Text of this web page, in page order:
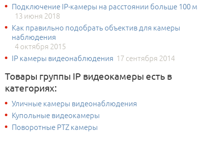
Подключение IP-камеры на расстоянии больше 100 м
13 июня 2018
Как правильно подобрать объектив для камеры
наблюдения
4 октября 2015
IP камеры видеонаблюдения 17 сентября 2014
Товары группы IP видеокамеры есть в
категориях:
Уличные камеры видеонаблюдения
Купольные видеокамеры
Поворотные PTZ камеры